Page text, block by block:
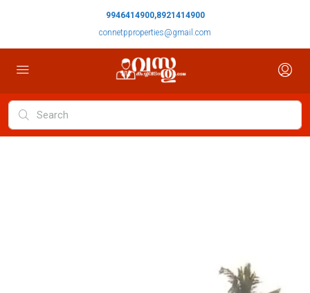
9946414900,8921414900
connetpproperties@gmail.com